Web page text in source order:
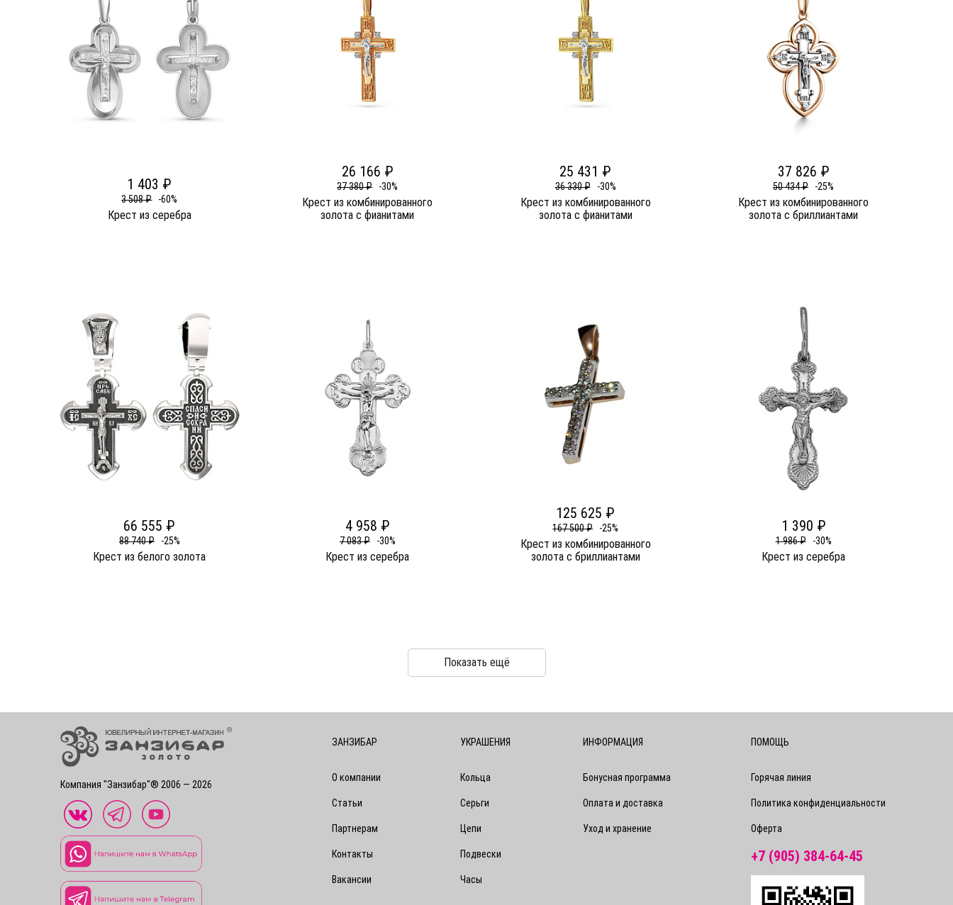
1 403 ₽
3 508 ₽ -60%
Крест из серебра
26 166 ₽
37 380 ₽ -30%
Крест из комбинированного
золота c фианитами
25 431 ₽
36 330 ₽ -30%
Крест из комбинированного
золота c фианитами
37 826 ₽
50 434 ₽ -25%
Крест из комбинированного
золота c бриллиантами
66 555 ₽
88 740 ₽ -25%
Крест из белого золота
4 958 ₽
7 083 ₽ -30%
Крест из серебра
125 625 ₽
167 500 ₽ -25%
Крест из комбинированного
золота c бриллиантами
1 390 ₽
1 986 ₽ -30%
Крест из серебра
Показать ещё
Компания "Занзибар"® 2006 — 2026
ЗАНЗИБАР
О компании
Статьи
Партнерам
Контакты
Вакансии
УКРАШЕНИЯ
Кольца
Серьги
Цепи
Подвески
Часы
ИНФОРМАЦИЯ
Бонусная программа
Оплата и доставка
Уход и хранение
ПОМОЩЬ
Горячая линия
Политика конфиденциальности
Оферта
+7 (905) 384-64-45